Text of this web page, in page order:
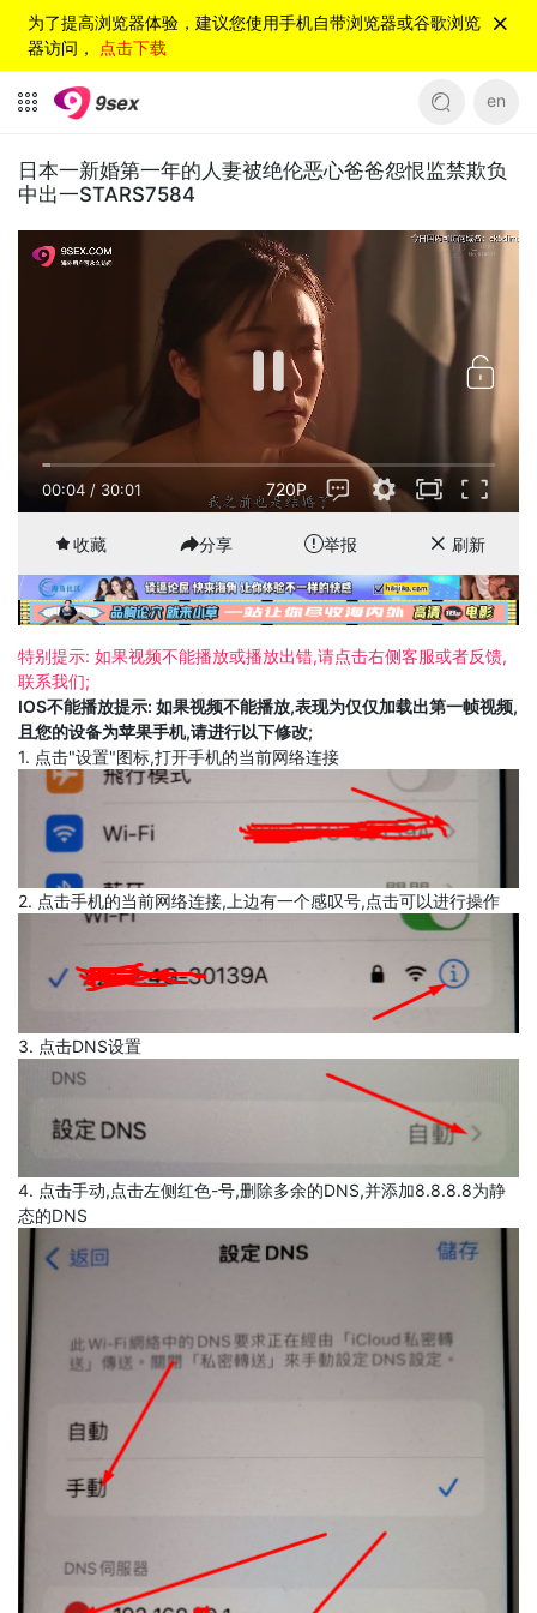
为了提高浏览器体验，建议您使用手机自带浏览器或谷歌浏览
器访问， 点击下载
en
日本一新婚第一年的人妻被绝伦恶心爸爸怨恨监禁欺负
中出一STARS7584
00:05 / 30:01 720P
收藏 分享 举报 刷新
特别提示: 如果视频不能播放或播放出错,请点击右侧客服或者反馈,
联系我们;
IOS不能播放提示: 如果视频不能播放,表现为仅仅加载出第一帧视频,
且您的设备为苹果手机,请进行以下修改;
1. 点击"设置"图标,打开手机的当前网络连接
2. 点击手机的当前网络连接,上边有一个感叹号,点击可以进行操作
3. 点击DNS设置
4. 点击手动,点击左侧红色-号,删除多余的DNS,并添加8.8.8.8为静
态的DNS